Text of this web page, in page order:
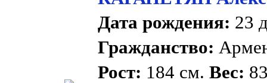
Дата рождения: 23
Гражданство:
Рост: 184 см.Вес: